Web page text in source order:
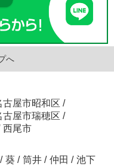
へ
古屋市昭和区 /
古屋市瑞穂区 /
西尾市
/ 葵 / 筒井 / 仲田 / 池下